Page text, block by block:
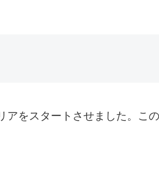
をスタートさせました。こ